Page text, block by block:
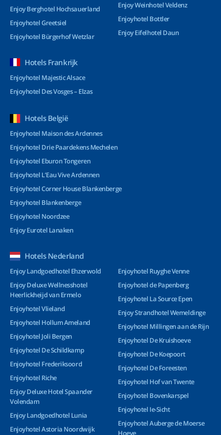
Enjoy Berghotel Hochsauerland
Enjoyhotel Greetsiel
Enjoyhotel Bürgerhof Wetzlar
Enjoy Weinhotel Veldenz
Enjoyhotel Bottler
Enjoy Eifelhotel Daun
Hotels Frankrijk
Enjoyhotel Majestic Alsace
Enjoyhotel Des Vosges – Elzas
Hotels België
Enjoyhotel Maison des Ardennes
Enjoyhotel Drie Paardekens Mechelen
Enjoyhotel Eburon Tongeren
Enjoyhotel L’Eau Vive Ardennen
Enjoyhotel Corner House Blankenberge
Enjoyhotel Blankenberge
Enjoyhotel Noordzee
Enjoy Eurotel Lanaken
Hotels Nederland
Enjoy Landgoedhotel Ehzerwold
Enjoy Deluxe Wellnesshotel
Heerlickheijd van Ermelo
Enjoyhotel Vlieland
Enjoyhotel Hollum Ameland
Enjoyhotel Joli Bergen
Enjoyhotel De Schildkamp
Enjoyhotel Frederiksoord
Enjoyhotel Riche
Enjoy Deluxe Hotel Spaander
Volendam
Enjoy Landgoedhotel Lunia
Enjoyhotel Astoria Noordwijk
Enjoyhotel Ruyghe Venne
Enjoyhotel de Papenberg
Enjoyhotel La Source Epen
Enjoy Strandhotel Wemeldinge
Enjoyhotel Millingen aan de Rijn
Enjoyhotel De Kruishoeve
Enjoyhotel De Koepoort
Enjoyhotel De Foreesten
Enjoyhotel Hof van Twente
Enjoyhotel Bovenkarspel
Enjoyhotel Ie-Sicht
Enjoyhotel Auberge de Moerse
Hoeve